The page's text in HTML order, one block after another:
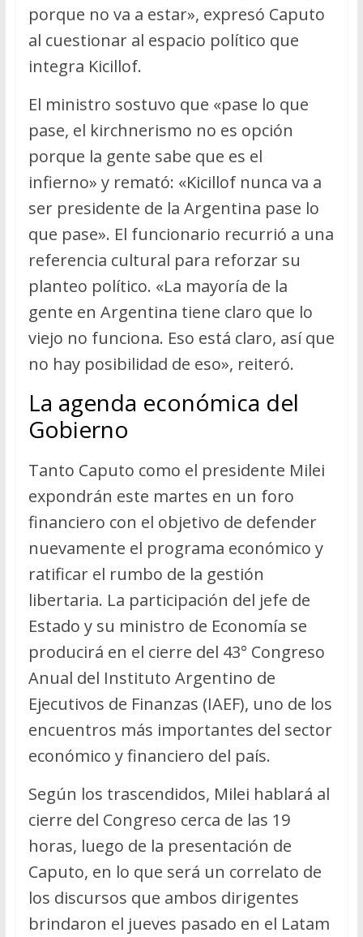
porque no va a estar», expresó Caputo
al cuestionar al espacio político que
integra Kicillof.
El ministro sostuvo que «pase lo que
pase, el kirchnerismo no es opción
porque la gente sabe que es el
infierno» y remató: «Kicillof nunca va a
ser presidente de la Argentina pase lo
que pase». El funcionario recurrió a una
referencia cultural para reforzar su
planteo político. «La mayoría de la
gente en Argentina tiene claro que lo
viejo no funciona. Eso está claro, así que
no hay posibilidad de eso», reiteró.
La agenda económica del
Gobierno
Tanto Caputo como el presidente Milei
expondrán este martes en un foro
financiero con el objetivo de defender
nuevamente el programa económico y
ratificar el rumbo de la gestión
libertaria. La participación del jefe de
Estado y su ministro de Economía se
producirá en el cierre del 43° Congreso
Anual del Instituto Argentino de
Ejecutivos de Finanzas (IAEF), uno de los
encuentros más importantes del sector
económico y financiero del país.
Según los trascendidos, Milei hablará al
cierre del Congreso cerca de las 19
horas, luego de la presentación de
Caputo, en lo que será un correlato de
los discursos que ambos dirigentes
brindaron el jueves pasado en el Latam